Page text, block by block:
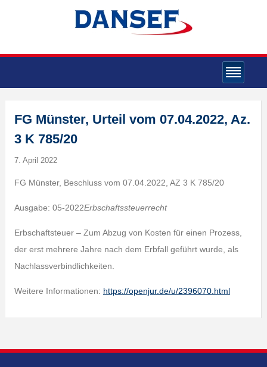
FG Münster, Urteil vom 07.04.2022, Az.
3 K 785/20
7. April 2022
FG Münster, Beschluss vom 07.04.2022, AZ 3 K 785/20
Ausgabe: 05-2022Erbschaftssteuerrecht
Erbschaftsteuer – Zum Abzug von Kosten für einen Prozess,
der erst mehrere Jahre nach dem Erbfall geführt wurde, als
Nachlassverbindlichkeiten.
Weitere Informationen: https://openjur.de/u/2396070.html